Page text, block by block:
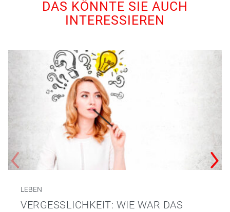
DAS KÖNNTE SIE AUCH
INTERESSIEREN
LEBEN
VERGESSLICHKEIT: WIE WAR DAS